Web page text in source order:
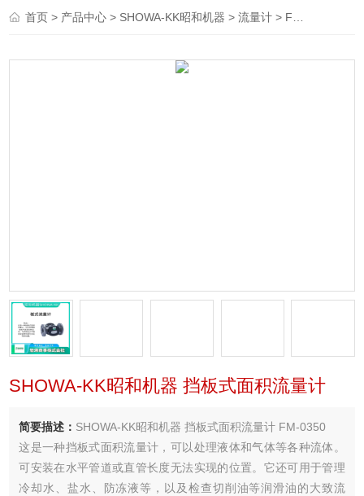
首页> 产品中心 > SHOWA-KK昭和机器 >流量计 > FM-0350SHOWA-KK昭和机器 挡板式面积流量计
SHOWA-KK昭和机器 挡板式面积流量计
简要描述： SHOWA-KK昭和机器 挡板式面积流量计 FM-0350
这是一种挡板式面积流量计，可以处理液体和气体等各种流体。
可安装在水平管道或直管长度无法实现的位置。它还可用于管理
冷却水、盐水、防冻液等，以及检查切削油等润滑油的大致流